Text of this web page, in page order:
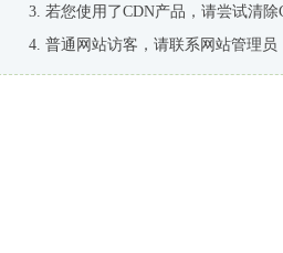
若您使用了CDN产品，请尝试清除
普通网站访客，请联系网站管理员